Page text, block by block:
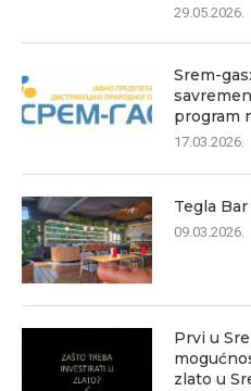
29.05.2026.
Srem-
program
17.03.2026.
Tegla
09.03.2026.
Prvi u
zlato u